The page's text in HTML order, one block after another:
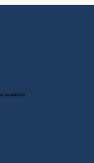
ou indústria.